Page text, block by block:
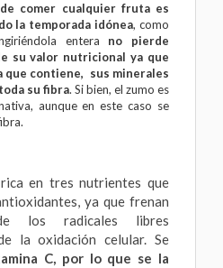
comer cualquier fruta es
la temporada idónea, como
entera no pierde
su valor nutricional ya que
que contiene, sus minerales
su fibra. Si bien, el zumo es
aunque en este caso se
en tres nutrientes que
ya que frenan
los radicales libres
la oxidación celular. Se
C, por lo que se la